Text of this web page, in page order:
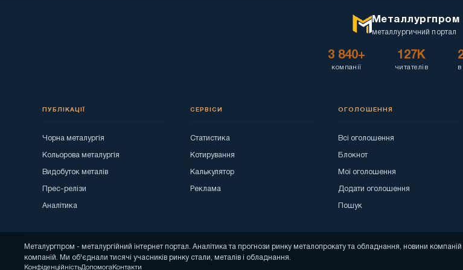
Металлургпром
металлургичний портал
3 840+
компанії
127K
читателів в
ПУБЛІКАЦІЇ
Чорна металургія
Кольорова металургія
Видобуток металів
Прес-релізи
Аналітика
СЕРВІСИ
Статистика
Котирування
Калькулятор
Реклама
ОГОЛОШЕННЯ
Всі оголошення
Блокнот
Мої оголошення
Додати оголошення
Пошук
Металургпром - металургійний інтернет портал. Аналітика та прогнози ринку металопрокату та обладнання, новини
компаній. Ми об'єднали тисячі учасників ринку стали, металів і обладнання.
КонфіденційністьДопомога Контакти